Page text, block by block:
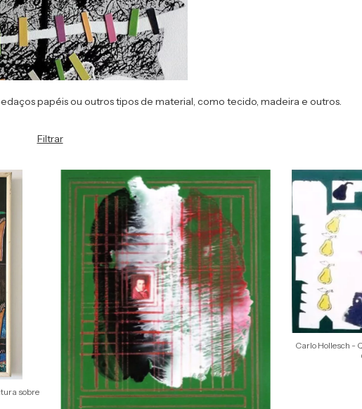
papéis ou outros tipos de material, como tecido, madeira e outros.
Filtrar
sobre
Carlo Hollesch -